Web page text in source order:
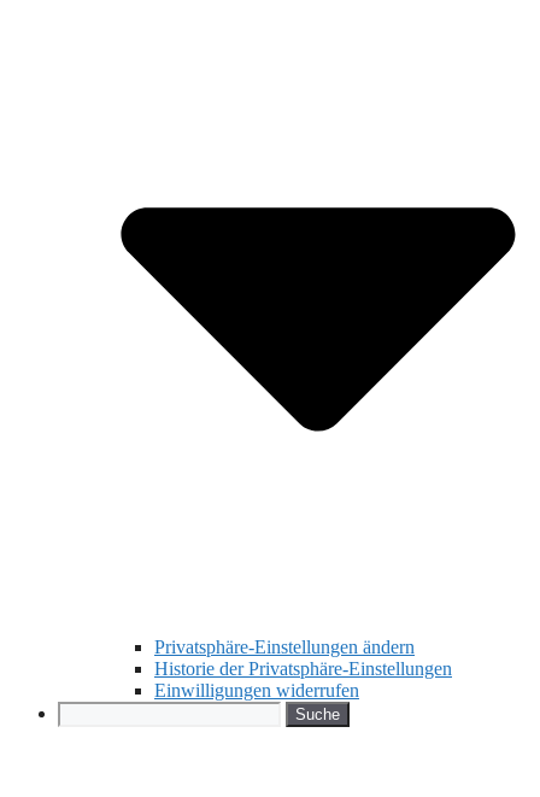
Privatsphäre-Einstellungen ändern
Historie der Privatsphäre-Einstellungen
Einwilligungen widerrufen
Search